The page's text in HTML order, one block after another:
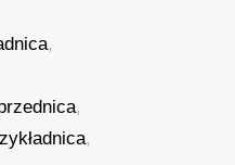
,
,
,